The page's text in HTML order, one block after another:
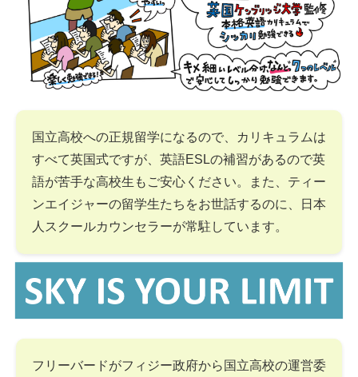
国立高校への正規留学になるので、カリキュラムは
すべて英国式ですが、英語ESLの補習があるので英
語が苦手な高校生もご安心ください。また、ティー
ンエイジャーの留学生たちをお世話するのに、日本
人スクールカウンセラーが常駐しています。
フリーバードがフィジー政府から国立高校の運営委